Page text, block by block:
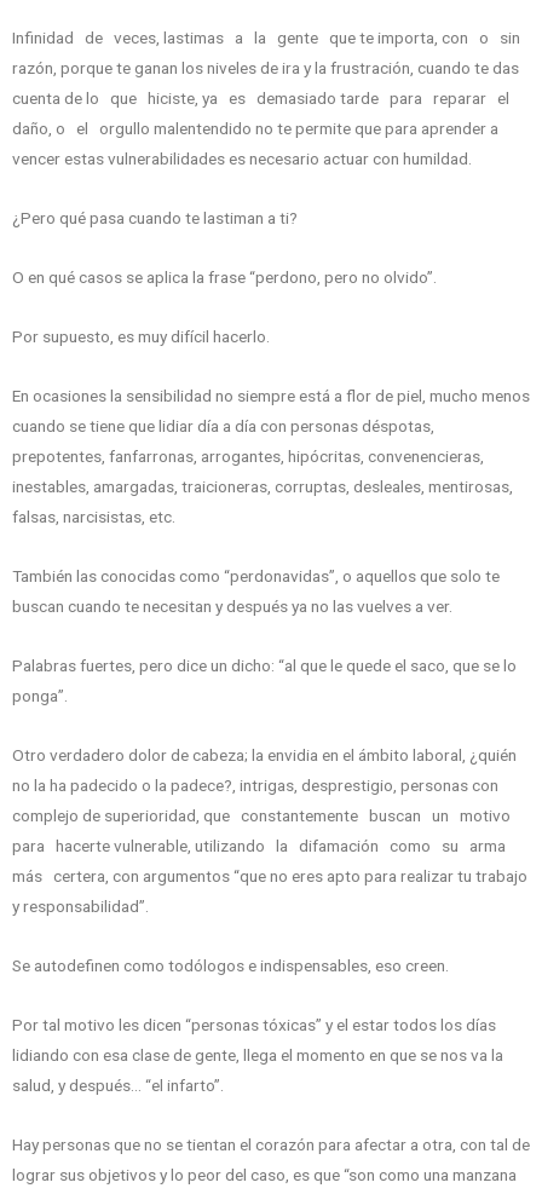
Infinidad de veces, lastimas a la gente que te importa, con o sin
razón, porque te ganan los niveles de ira y la frustración, cuando te das
cuenta de lo que hiciste, ya es demasiado tarde para reparar el
daño, o el orgullo malentendido no te permite que para aprender a
vencer estas vulnerabilidades es necesario actuar con humildad.
¿Pero qué pasa cuando te lastiman a ti?
O en qué casos se aplica la frase “perdono, pero no olvido”.
Por supuesto, es muy difícil hacerlo.
En ocasiones la sensibilidad no siempre está a flor de piel, mucho menos
cuando se tiene que lidiar día a día con personas déspotas,
prepotentes, fanfarronas, arrogantes, hipócritas, convenencieras,
inestables, amargadas, traicioneras, corruptas, desleales, mentirosas,
falsas, narcisistas, etc.
También las conocidas como “perdonavidas”, o aquellos que solo te
buscan cuando te necesitan y después ya no las vuelves a ver.
Palabras fuertes, pero dice un dicho: “al que le quede el saco, que se lo
ponga”.
Otro verdadero dolor de cabeza; la envidia en el ámbito laboral, ¿quién
no la ha padecido o la padece?, intrigas, desprestigio, personas con
complejo de superioridad, que constantemente buscan un motivo
para hacerte vulnerable, utilizando la difamación como su arma
más certera, con argumentos “que no eres apto para realizar tu trabajo
y responsabilidad”.
Se autodefinen como todólogos e indispensables, eso creen.
Por tal motivo les dicen “personas tóxicas” y el estar todos los días
lidiando con esa clase de gente, llega el momento en que se nos va la
salud, y después… “el infarto”.
Hay personas que no se tientan el corazón para afectar a otra, con tal de
lograr sus objetivos y lo peor del caso, es que “son como una manzana